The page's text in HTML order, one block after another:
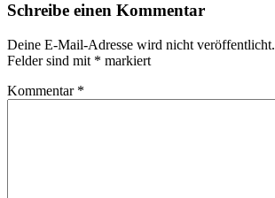
Schreibe einen Kommentar
Deine E-Mail-Adresse wird nicht veröffentlicht.
Felder sind mit * markiert
Kommentar *